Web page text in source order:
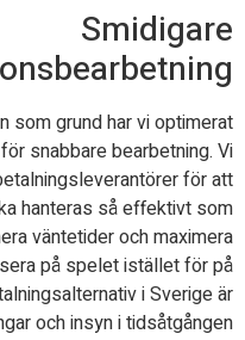
Smidigare
som grund har vi optimerat
snabbare bearbetning. Vi
för att
hanteras så effektivt som
väntetider och maximera
på spelet istället för på
i Sverige är
och insyn i tidsåtgången.